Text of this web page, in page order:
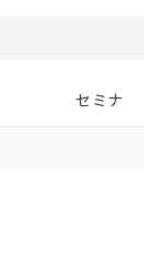
セミナ